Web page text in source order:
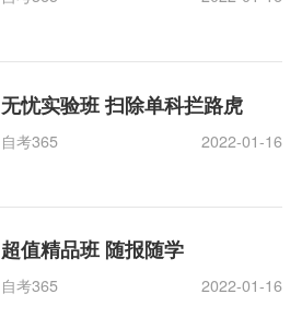
无忧实验班 扫除单科拦路虎
自考365 2022-01-16
超值精品班 随报随学
自考365 2022-01-16